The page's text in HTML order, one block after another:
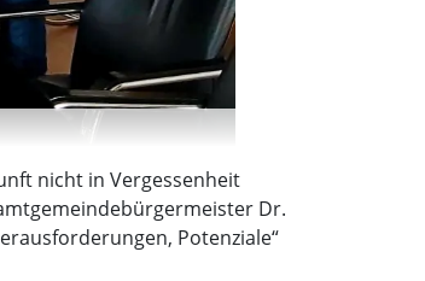
nicht in Vergessenheit
Dr.
Potenziale“